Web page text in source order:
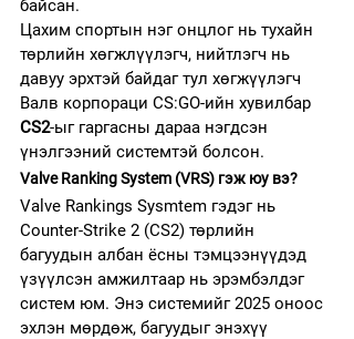
байсан.
Цахим спортын нэг онцлог нь тухайн
төрлийн хөгжлүүлэгч, нийтлэгч нь
давуу эрхтэй байдаг тул хөгжүүлэгч
Валв корпораци CS:GO-ийн хувилбар
CS2-ыг гаргасны дараа нэгдсэн
үнэлгээний системтэй болсон.
Valve Ranking System (VRS) гэж юу вэ?
Valve Rankings Sysmtem гэдэг нь
Counter-Strike 2 (CS2) төрлийн
багуудын албан ёсны тэмцээнүүдэд
үзүүлсэн амжилтаар нь эрэмбэлдэг
систем юм. Энэ системийг 2025 оноос
эхлэн мөрдөж, багуудыг энэхүү